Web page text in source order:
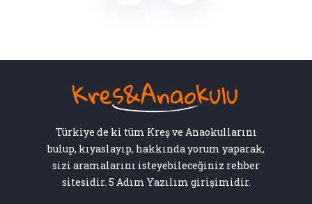
Türkiye de ki tüm Kreş ve Anaokullarını
bulup, kıyaslayıp, hakkında yorum yaparak,
sizi aramalarını isteyebileceğiniz rehber
sitesidir. 5 Adım Yazılım girişimidir.